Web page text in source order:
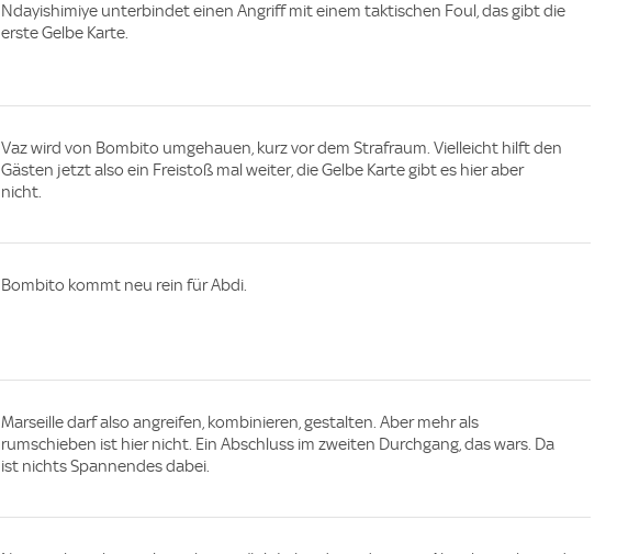
Ndayishimiye unterbindet einen Angriff mit einem taktischen Foul, das gibt die
erste Gelbe Karte.
Vaz wird von Bombito umgehauen, kurz vor dem Strafraum. Vielleicht hilft den
Gästen jetzt also ein Freistoß mal weiter, die Gelbe Karte gibt es hier aber
nicht.
Bombito kommt neu rein für Abdi.
Marseille darf also angreifen, kombinieren, gestalten. Aber mehr als
rumschieben ist hier nicht. Ein Abschluss im zweiten Durchgang, das wars. Da
ist nichts Spannendes dabei.